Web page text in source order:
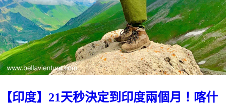
【印度】21天秒決定到印度兩個月！喀什